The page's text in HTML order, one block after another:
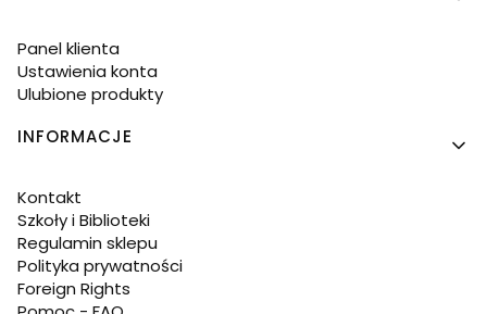
Panel klienta
Ustawienia konta
Ulubione produkty
INFORMACJE
Kontakt
Szkoły i Biblioteki
Regulamin sklepu
Polityka prywatności
Foreign Rights